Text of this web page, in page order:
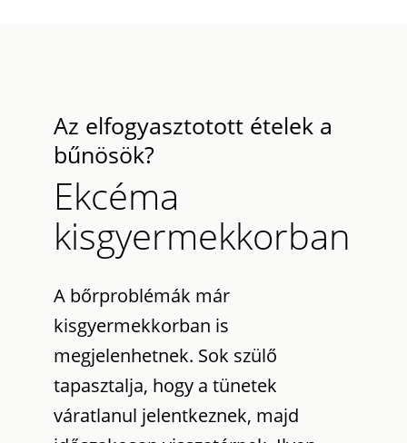
Az elfogyasztotott ételek a
bűnösök?
Ekcéma
kisgyermekkorban
A bőrproblémák már
kisgyermekkorban is
megjelenhetnek. Sok szülő
tapasztalja, hogy a tünetek
váratlanul jelentkeznek, majd